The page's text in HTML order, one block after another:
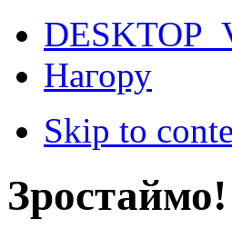
Нагору
Skip to
Зростаймо!